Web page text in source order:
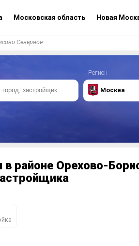
Московская область Новая
Северное
Регион
Москва
в районе Орехово-